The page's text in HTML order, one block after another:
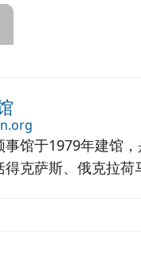
事馆于1979年建馆
克萨斯、俄克拉荷